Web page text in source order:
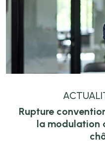
Rupture
la modulation